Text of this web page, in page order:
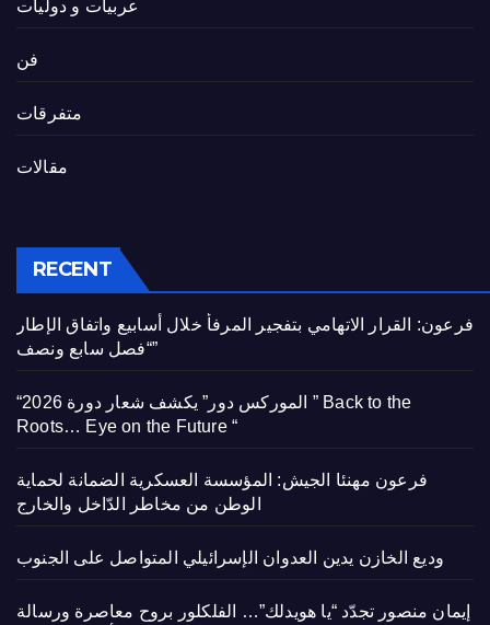
عربيات و دوليات
فن
متفرقات
مقالات
RECENT
فرعون: القرار الاتهامي بتفجير المرفأ خلال أسابيع واتفاق الإطار
“فصل سابع ونصف”
“الموركس دور” يكشف شعار دورة 2026 ” Back to the
Roots… Eye on the Future “
فرعون مهنئا الجيش: المؤسسة العسكرية الضمانة لحماية
الوطن من مخاطر الدّاخل والخارج
وديع الخازن يدين العدوان الإسرائيلي المتواصل على الجنوب
إيمان منصور تجدّد “يا هويدلك”… الفلكلور بروح معاصرة ورسالة